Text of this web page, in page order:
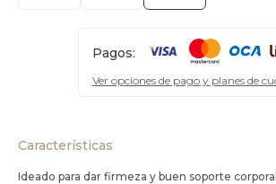
Pagos:
Ver opciones de pago y planes de
Características
Ideado para dar firmeza y buen soporte